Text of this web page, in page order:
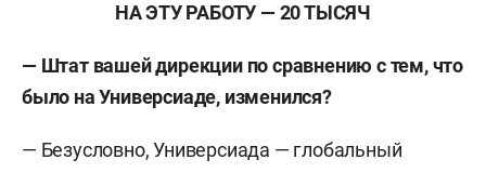
НА ЭТУ РАБОТУ — 20 ТЫСЯЧ
— Штат вашей дирекции по сравнению с тем, что
было на Универсиаде, изменился?
— Безусловно, Универсиада — глобальный